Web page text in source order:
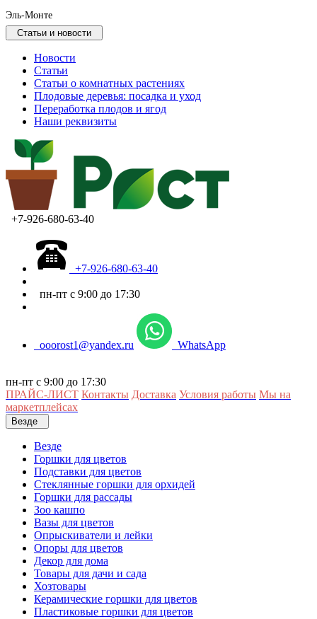
Эль-Монте
Статьи и новости
Новости
Статьи
Статьи о комнатных растениях
Плодовые деревья: посадка и уход
Переработка плодов и ягод
Наши реквизиты
+7-926-680-63-40
+7-926-680-63-40
пн-пт с 9:00 до 17:30
ooorost1@yandex.ru WhatsApp
пн-пт с 9:00 до 17:30
ПРАЙС-ЛИСТ Контакты Доставка Условия работы Мы на
маркетплейсах
Везде
Везде
Горшки для цветов
Подставки для цветов
Стеклянные горшки для орхидей
Горшки для рассады
Зоо кашпо
Вазы для цветов
Опрыскиватели и лейки
Опоры для цветов
Декор для дома
Товары для дачи и сада
Хозтовары
Керамические горшки для цветов
Пластиковые горшки для цветов